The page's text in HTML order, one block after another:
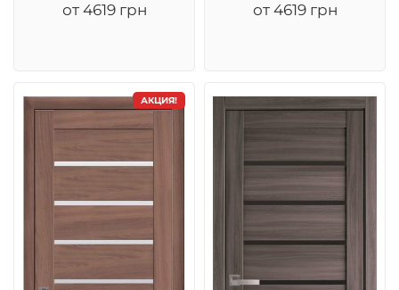
от 4619 грн от 4619 грн
АКЦИЯ!